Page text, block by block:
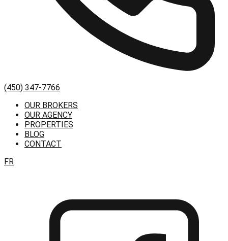
(450) 347-7766
OUR BROKERS
OUR AGENCY
PROPERTIES
BLOG
CONTACT
FR